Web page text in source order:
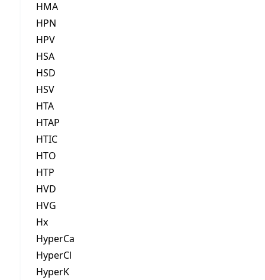
HMA
HPN
HPV
HSA
HSD
HSV
HTA
HTAP
HTIC
HTO
HTP
HVD
HVG
Hx
HyperCa
HyperCl
HyperK